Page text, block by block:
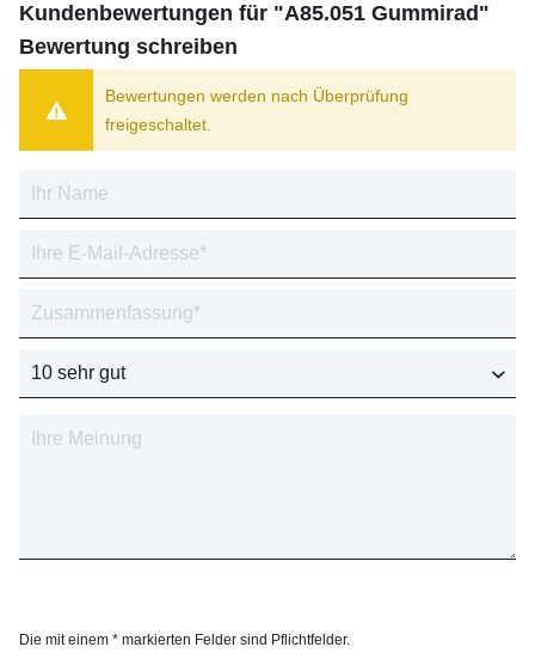
Kundenbewertungen für "A85.051 Gummirad"
Bewertung schreiben
Bewertungen werden nach Überprüfung
freigeschaltet.
Die mit einem * markierten Felder sind Pflichtfelder.